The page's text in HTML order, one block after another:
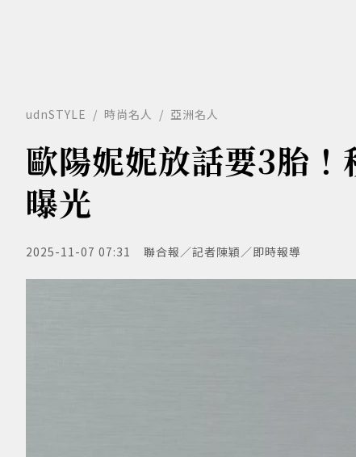
udnSTYLE 時尚名人 亞洲名人
歐陽妮妮放話要3胎
曝光
2025-11-07 07:31 聯合報／記者陳穎／即時報導